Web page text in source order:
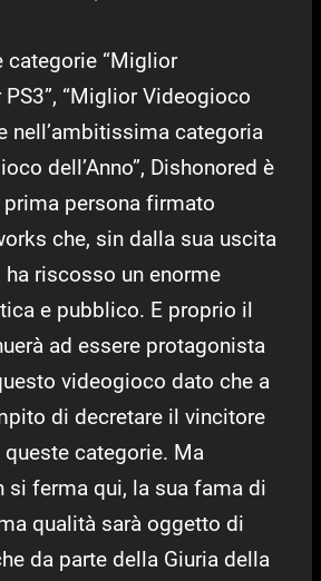
categorie “Miglior
“Miglior Videogioco
nell’ambitissima categoria
dell’Anno”, Dishonored è
persona firmato
che, sin dalla sua uscita
riscosso un enorme
e pubblico. E proprio il
ad essere protagonista
videogioco dato che a
di decretare il vincitore
categorie. Ma
si ferma qui, la sua fama di
qualità sarà oggetto di
da parte della Giuria della